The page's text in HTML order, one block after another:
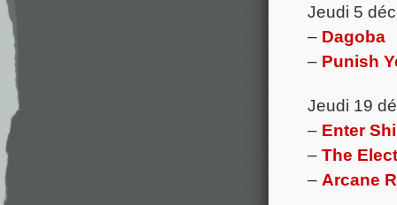
Jeudi 5
– Dagoba
– Punish
Jeudi 19
– Enter
– The
– Arcane